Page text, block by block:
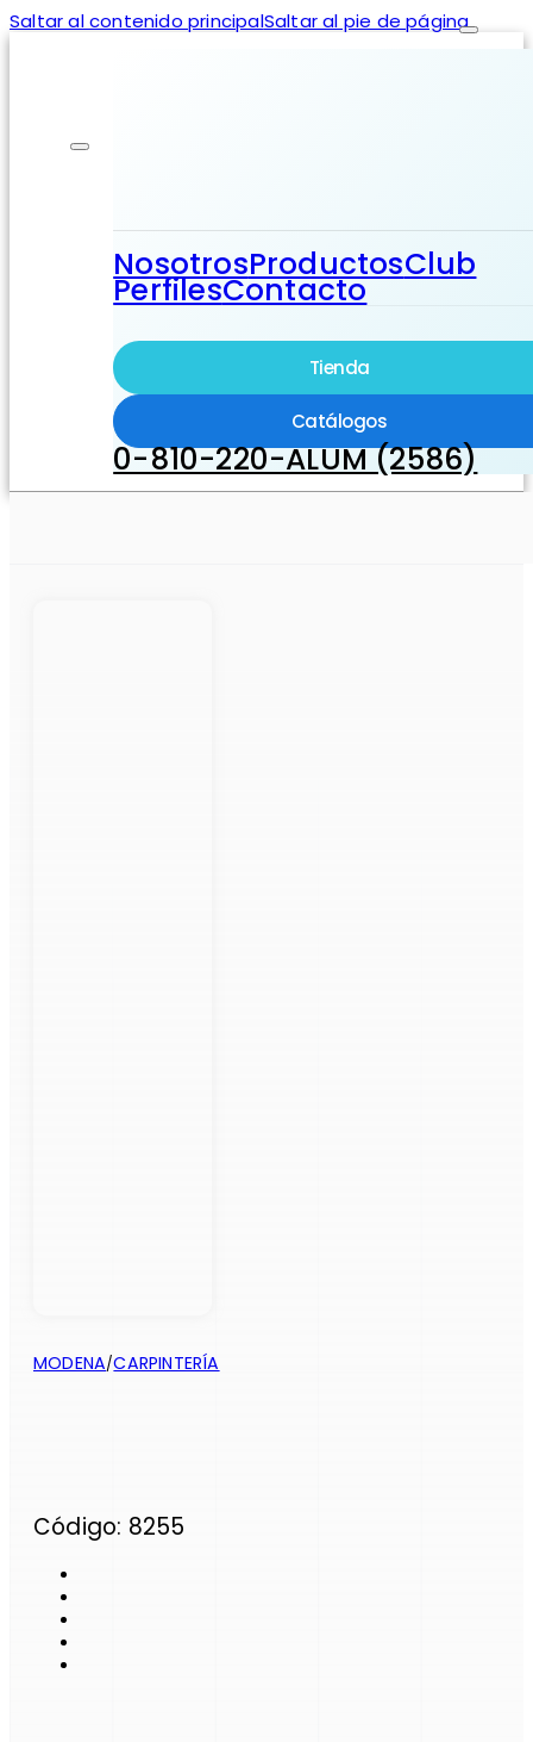
Saltar al contenido principalSaltar al pie de página
NosotrosProductosClub
PerfilesContacto
Tienda
Catálogos
0-810-220-ALUM (2586)
MODENA/CARPINTERÍA
Código: 8255